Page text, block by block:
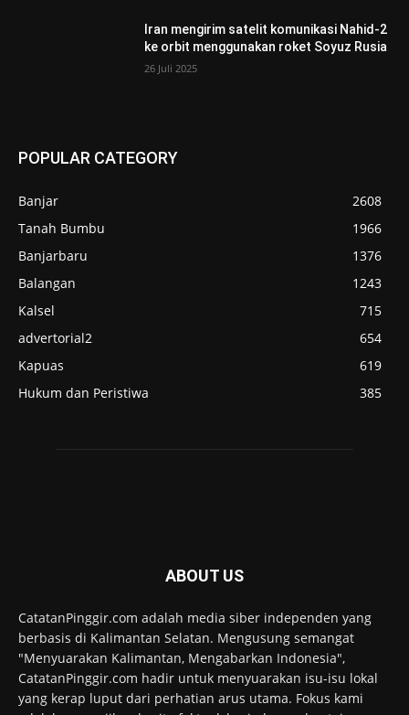
Iran mengirim satelit komunikasi Nahid-2
ke orbit menggunakan roket Soyuz Rusia
26 Juli 2025
POPULAR CATEGORY
Banjar
2608
Tanah Bumbu
1966
Banjarbaru
1376
Balangan
1243
Kalsel
715
advertorial2
654
Kapuas
619
Hukum dan Peristiwa
385
ABOUT US
CatatanPinggir.com adalah media siber independen yang
berbasis di Kalimantan Selatan. Mengusung semangat
"Menyuarakan Kalimantan, Mengabarkan Indonesia",
CatatanPinggir.com hadir untuk menyuarakan isu-isu lokal
yang kerap luput dari perhatian arus utama. Fokus kami